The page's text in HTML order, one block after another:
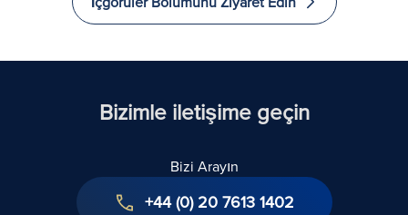
Olmasını Nasıl
Zafer:
Sorumluluğu
Bizimle iletişime geçin
Bizi Arayın
+44 (0) 20 7613 1402